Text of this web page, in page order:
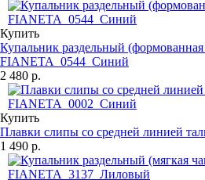
Купить
Купальник раздельный (формованная
FIANETA_0544_Синий
2 480 р.
Купить
Плавки слипы со средней линией
1 490 р.